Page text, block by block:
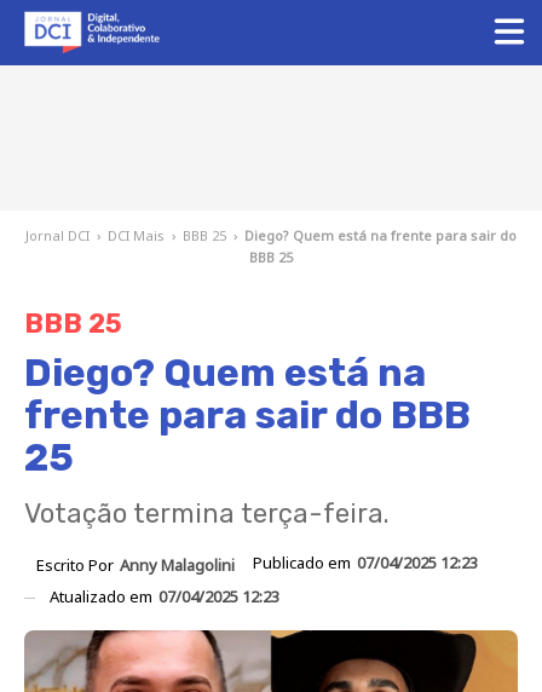
Jornal DCI › DCI Mais › BBB 25 › Diego? Quem está na frente para sair do
BBB 25
BBB 25
Diego? Quem está na
frente para sair do BBB
25
Votação termina terça-feira.
Escrito Por Anny Malagolini Publicado em 07/04/2025 12:23
Atualizado em 07/04/2025 12:23